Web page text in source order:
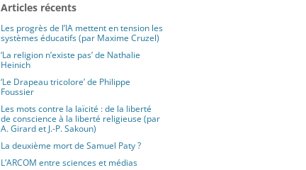
Articles récents
Les progrès de l’IA mettent en tension les
systèmes éducatifs (par Maxime Cruzel)
‘La religion n’existe pas’ de Nathalie
Heinich
‘Le Drapeau tricolore’ de Philippe
Foussier
Les mots contre la laïcité : de la liberté
de conscience à la liberté religieuse (par
A. Girard et J.-P. Sakoun)
La deuxième mort de Samuel Paty ?
L’ARCOM entre sciences et médias